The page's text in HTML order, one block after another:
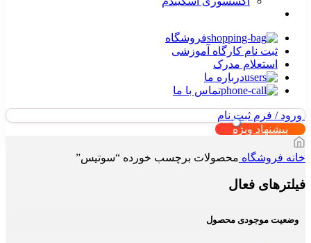
فروشگاه
ثبت نام کارگاه آموزشی
استعلام مدرک
درباره ما
تماس با ما
ورود / فرم ثبت نام
پیشنهاد ویژه
خانه فروشگاه محصولات برچسب خورده “سوتیس”
فیلترهای فعال
وضعیت موجودی محصول